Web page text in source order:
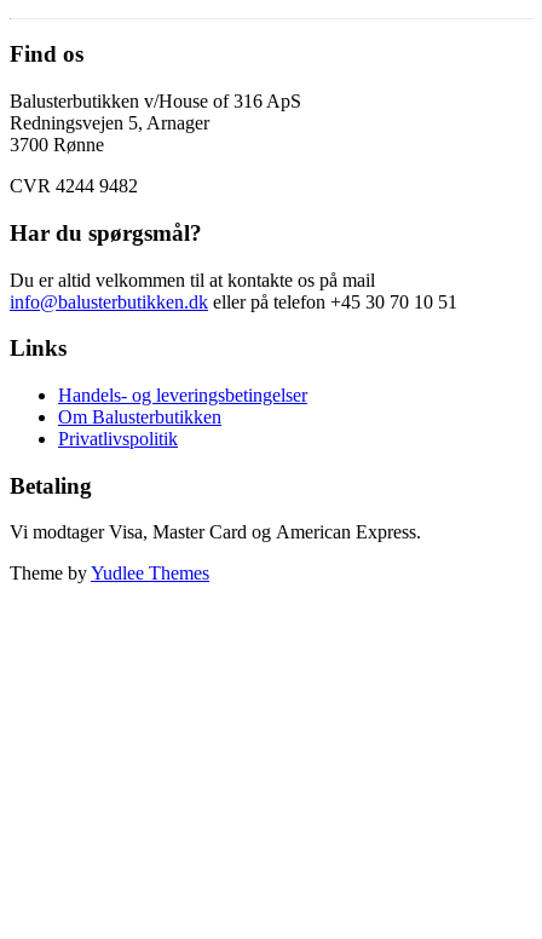
Find os
Balusterbutikken v/House of 316 ApS
Redningsvejen 5, Arnager
3700 Rønne
CVR 4244 9482
Har du spørgsmål?
Du er altid velkommen til at kontakte os på mail
info@balusterbutikken.dk eller på telefon +45 30 70 10 51
Links
Handels- og leveringsbetingelser
Om Balusterbutikken
Privatlivspolitik
Betaling
Vi modtager Visa, Master Card og American Express.
Theme byYudlee Themes